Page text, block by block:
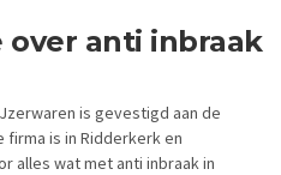
anti inbraak
is gevestigd aan de
firma is in Ridderkerk en
alles wat met anti inbraak in